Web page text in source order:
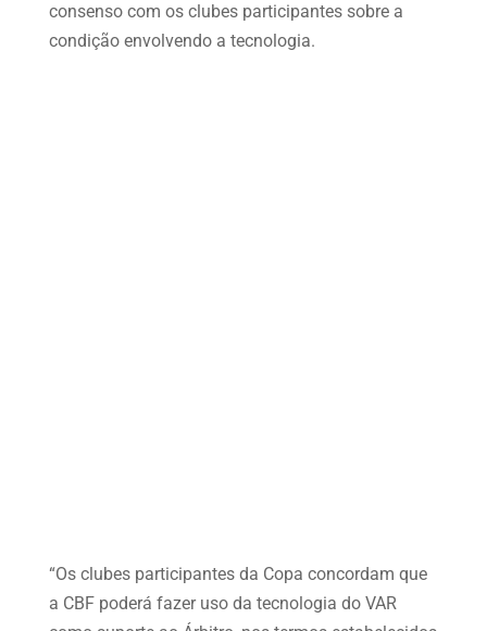
consenso com os clubes participantes sobre a
condição envolvendo a tecnologia.
“Os clubes participantes da Copa concordam que
a CBF poderá fazer uso da tecnologia do VAR